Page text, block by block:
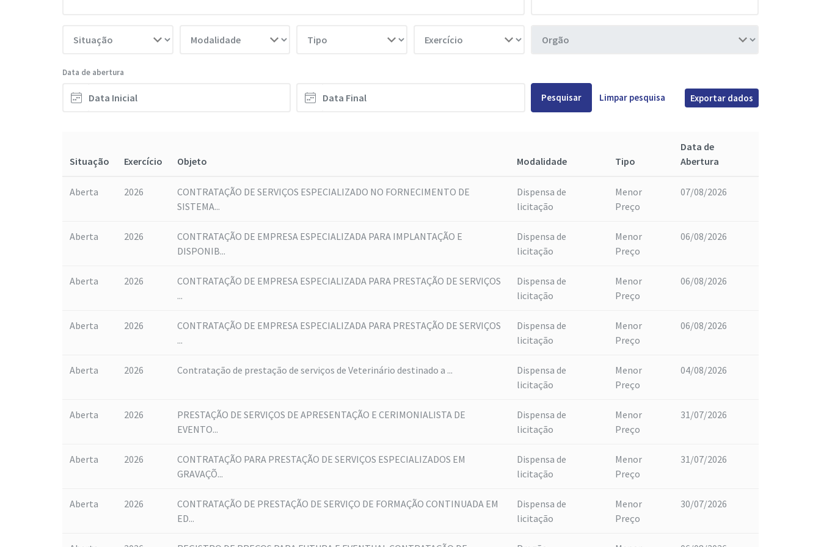
Data de abertura
Pesquisar Limpar pesquisa Exportar dados
Situação Exercício Objeto Modalidade Tipo
Data de
Abertura
Aberta 2026
CONTRATAÇÃO DE SERVIÇOS ESPECIALIZADO NO FORNECIMENTO DE
SISTEMA...
Dispensa de
licitação
Menor
Preço
07/08/2026
Aberta 2026
CONTRATAÇÃO DE EMPRESA ESPECIALIZADA PARA IMPLANTAÇÃO E
DISPONIB...
Dispensa de
licitação
Menor
Preço
06/08/2026
Aberta 2026
CONTRATAÇÃO DE EMPRESA ESPECIALIZADA PARA PRESTAÇÃO DE SERVIÇOS
...
Dispensa de
licitação
Menor
Preço
06/08/2026
Aberta 2026
CONTRATAÇÃO DE EMPRESA ESPECIALIZADA PARA PRESTAÇÃO DE SERVIÇOS
...
Dispensa de
licitação
Menor
Preço
06/08/2026
Aberta 2026 Contratação de prestação de serviços de Veterinário destinado a ...
Dispensa de
licitação
Menor
Preço
04/08/2026
Aberta 2026
PRESTAÇÃO DE SERVIÇOS DE APRESENTAÇÃO E CERIMONIALISTA DE
EVENTO...
Dispensa de
licitação
Menor
Preço
31/07/2026
Aberta 2026
CONTRATAÇÃO PARA PRESTAÇÃO DE SERVIÇOS ESPECIALIZADOS EM
GRAVAÇÕ...
Dispensa de
licitação
Menor
Preço
31/07/2026
Aberta 2026
CONTRATAÇÃO DE PRESTAÇÃO DE SERVIÇO DE FORMAÇÃO CONTINUADA EM
ED...
Dispensa de
licitação
Menor
Preço
30/07/2026